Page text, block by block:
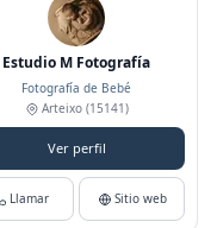
Estudio M Fotografía
Fotografía de Bebé
Arteixo(15141)
Ver perfil
Llamar Sitio web